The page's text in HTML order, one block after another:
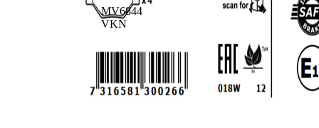
MV6844
VKN